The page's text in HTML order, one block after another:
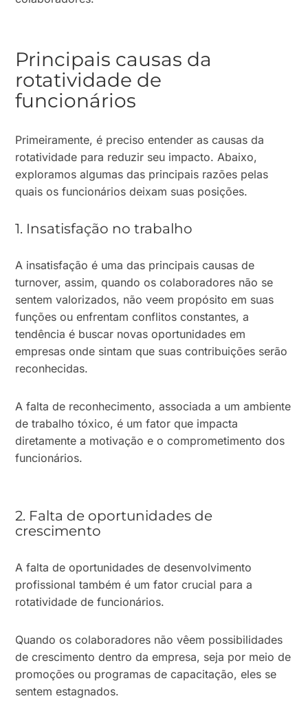
Principais causas da
rotatividade de
funcionários
Primeiramente, é preciso entender as causas da
rotatividade para reduzir seu impacto. Abaixo,
exploramos algumas das principais razões pelas
quais os funcionários deixam suas posições.
1. Insatisfação no trabalho
A insatisfação é uma das principais causas de
turnover, assim, quando os colaboradores não se
sentem valorizados, não veem propósito em suas
funções ou enfrentam conflitos constantes, a
tendência é buscar novas oportunidades em
empresas onde sintam que suas contribuições serão
reconhecidas.
A falta de reconhecimento, associada a um ambiente
de trabalho tóxico, é um fator que impacta
diretamente a motivação e o comprometimento dos
funcionários.
2. Falta de oportunidades de
crescimento
A falta de oportunidades de desenvolvimento
profissional também é um fator crucial para a
rotatividade de funcionários.
Quando os colaboradores não vêem possibilidades
de crescimento dentro da empresa, seja por meio de
promoções ou programas de capacitação, eles se
sentem estagnados.